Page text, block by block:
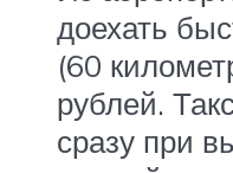
доехать
(60
рублей.
сразу при